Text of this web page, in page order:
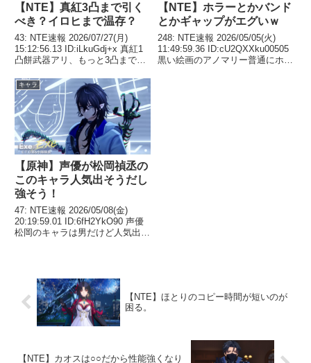
【NTE】真紅3凸まで引く
べき？イロヒまで温存？
43: NTE速報 2026/07/27(月)
15:12:56.13 ID:iLkuGdj+x 真紅1
凸餅武器アリ、もっと3凸まで必
NTE速報 2026/07/27(月)
15:37:24.78 ID...
【NTE】ホラーとかバンド
とかギャップがエグいｗ
248: NTE速報 2026/05/05(火)
11:49:59.36 ID:cU2QXXku00505
黒い絵画のアノマリー普通にホラ
キャラ
【原神】声優が松岡禎丞の
このキャラ人気出そうだし
強そう！
47: NTE速報 2026/05/08(金)
20:19:59.01 ID:6fH2YkO90 声優
松岡のキャラは男だけど人気出そ
【NTE】ほとりのコピー時間が短いのが
困る。
【NTE】カオスは○○だから性能強くなり